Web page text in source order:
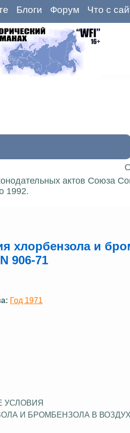
Блоги Форум Что с
актов Союза
1992.
хлорбензола и
906-71
Год 1971
УСЛОВИЯ
И БРОМБЕНЗОЛА В